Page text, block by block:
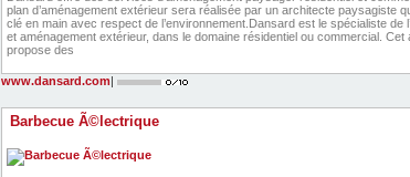
plan d’aménagement extérieur sera réalisée par un architecte paysagiste
clé en main avec respect de l’environnement.Dansard est le spécialiste de
et aménagement extérieur, dans le domaine résidentiel ou commercial.
propose des
www.dansard.com
Barbecue Ã©lectrique